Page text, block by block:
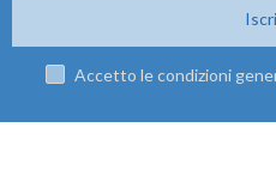
Accetto le condizioni